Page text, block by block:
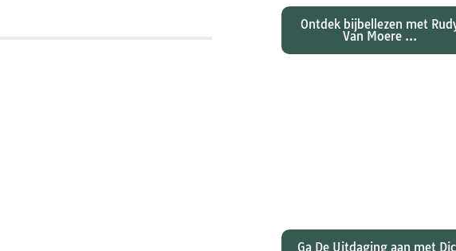
Ontdek bijbellezen met
Van Moere ...
Ga De Uitdaging aan met